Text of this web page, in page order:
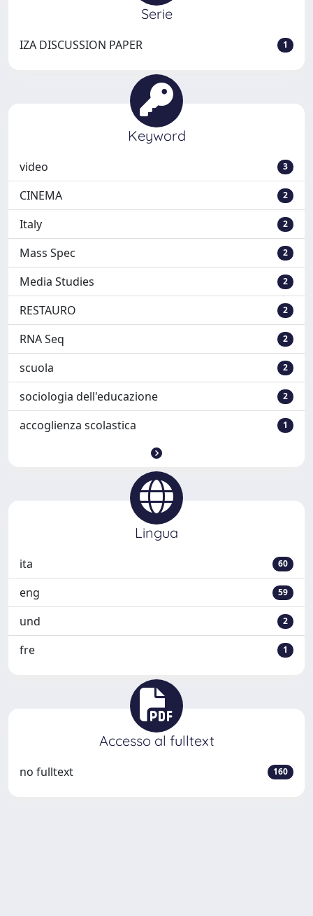
Serie
IZA DISCUSSION PAPER 1
Keyword
video 3
CINEMA 2
Italy 2
Mass Spec 2
Media Studies 2
RESTAURO 2
RNA Seq 2
scuola 2
sociologia dell'educazione 2
accoglienza scolastica 1
Lingua
ita 60
eng 59
und 2
fre 1
Accesso al fulltext
no fulltext 160